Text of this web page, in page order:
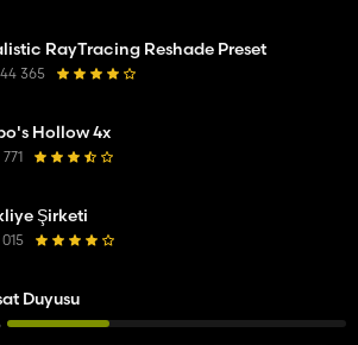
RayTracing Reshade Preset
365
Hollow 4x
Şirketi
Duyusu